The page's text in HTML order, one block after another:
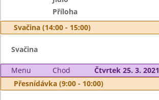
Příloha
Svačina (14:00 - 15:00)
Svačina
Menu Chod
Čtvrtek 25. 3. 2021
Přesnídávka (9:00 - 10:00)